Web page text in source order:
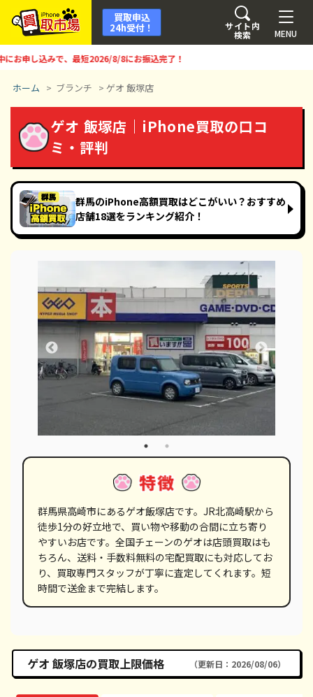
MENU
サイト内
検索
買取申込
24h受付！
し込みで、最短 2026/8/8にお振込完了！
ホーム > ブランチ > ゲオ 飯塚店
ゲオ 飯塚店｜iPhone買取の口コ
ミ・評判
群馬のiPhone高額買取はどこがいい？おすすめ
店舗18選をランキング紹介！
群馬県高崎市にあるゲオ飯塚店です。JR北高崎駅から
徒歩1分の好立地で、買い物や移動の合間に立ち寄り
やすいお店です。全国チェーンのゲオは店頭買取はも
ちろん、送料・手数料無料の宅配買取にも対応してお
り、買取専門スタッフが丁寧に査定してくれます。短
時間で送金まで完結します。
ゲオ 飯塚店の買取上限価格 （更新日：2026/08/06）